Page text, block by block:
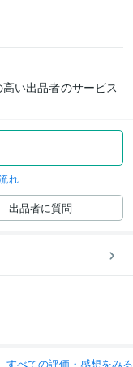
い出品者のサービス
れ
出品者に質問
すべての評価・感想をみる